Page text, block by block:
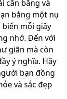
cân bằng và
bằng một nụ
mỗi giây
nhớ. Đến với
giãn mà còn
ý nghĩa. Hãy
bạn đồng
và sắc đẹp